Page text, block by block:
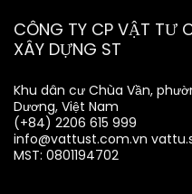
CÔNG TY CP VẬT TƯ
XÂY DỰNG ST
Khu dân cư Chùa Vần,
Dương, Việt Nam
(+84) 2206 615 999
info@vattust.com.vn
MST: 0801194702